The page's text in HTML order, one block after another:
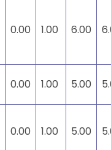
0.00 1.00 6.00
0.00 1.00 5.00
0.00 1.00 5.00